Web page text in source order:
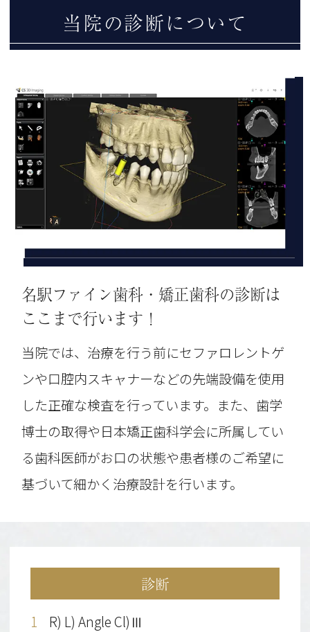
当院の診断について
名駅ファイン歯科・矯正歯科の診断は
ここまで行います！
当院では、治療を行う前にセファロレントゲ
ンや口腔内スキャナーなどの先端設備を使用
した正確な検査を行っています。また、歯学
博士の取得や日本矯正歯科学会に所属してい
る歯科医師がお口の状態や患者様のご希望に
基づいて細かく治療設計を行います。
診断
R) L) Angle Cl)Ⅲ